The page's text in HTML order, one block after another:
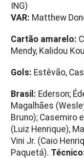
ING)
VAR: Matthew
Cartão amarelo:
Mendy, Kalidou
Gols: Estêvão,
Brasil: Ederson;
Magalhães
Bruno); Casemiro
(Luiz Henrique),
Vini Jr. (Caio
Paquetá).